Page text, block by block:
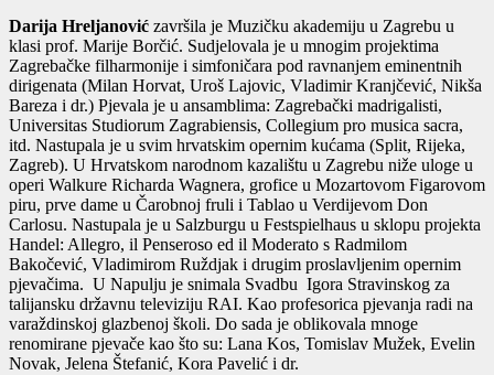
Darija Hreljanović završila je Muzičku akademiju u Zagrebu u
klasi prof. Marije Borčić. Sudjelovala je u mnogim projektima
Zagrebačke filharmonije i simfoničara pod ravnanjem eminentnih
dirigenata (Milan Horvat, Uroš Lajovic, Vladimir Kranjčević, Nikša
Bareza i dr.) Pjevala je u ansamblima: Zagrebački madrigalisti,
Universitas Studiorum Zagrabiensis, Collegium pro musica sacra,
itd. Nastupala je u svim hrvatskim opernim kućama (Split, Rijeka,
Zagreb). U Hrvatskom narodnom kazalištu u Zagrebu niže uloge u
operi Walkure Richarda Wagnera, grofice u Mozartovom Figarovom
piru, prve dame u Čarobnoj fruli i Tablao u Verdijevom Don
Carlosu. Nastupala je u Salzburgu u Festspielhaus u sklopu projekta
Handel: Allegro, il Penseroso ed il Moderato s Radmilom
Bakočević, Vladimirom Ruždjak i drugim proslavljenim opernim
pjevačima. U Napulju je snimala Svadbu Igora Stravinskog za
talijansku državnu televiziju RAI. Kao profesorica pjevanja radi na
varaždinskoj glazbenoj školi. Do sada je oblikovala mnoge
renomirane pjevače kao što su: Lana Kos, Tomislav Mužek, Evelin
Novak, Jelena Štefanić, Kora Pavelić i dr.